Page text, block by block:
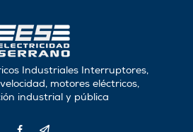
Industriales Interruptores,
motores eléctricos,
industrial y pública